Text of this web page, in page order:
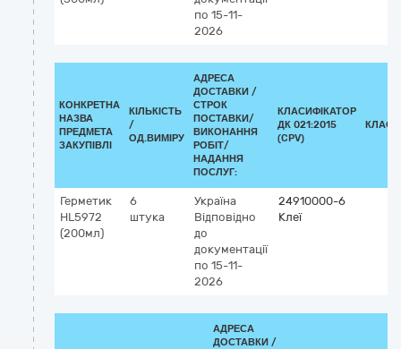
по 15-11-
2026
КОНКРЕТНА
НАЗВА
ПРЕДМЕТА
ЗАКУПІВЛІ
КІЛЬКІСТЬ
/
ОД.ВИМІРУ
АДРЕСА
ДОСТАВКИ /
СТРОК
ПОСТАВКИ/
ВИКОНАННЯ
РОБІТ/
НАДАННЯ
ПОСЛУГ:
КЛАСИФІКАТОР
ДК 021:2015
(CPV)
Герметик
HL5972
(200мл)
6
штука
Україна
Відповідно
до
документації
по 15-11-
2026
24910000-6
Клеї
АДРЕСА
ДОСТАВКИ /